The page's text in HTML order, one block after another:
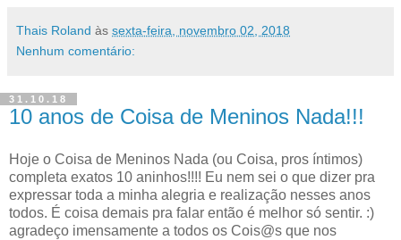
Thais Roland às sexta-feira, novembro 02, 2018
Nenhum comentário:
31.10.18
10 anos de Coisa de Meninos Nada!!!
Hoje o Coisa de Meninos Nada (ou Coisa, pros íntimos)
completa exatos 10 aninhos!!!! Eu nem sei o que dizer pra
expressar toda a minha alegria e realização nesses anos
todos. É coisa demais pra falar então é melhor só sentir. :)
agradeço imensamente a todos os Cois@s que nos